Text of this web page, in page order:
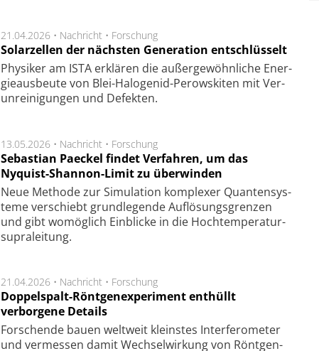
21.04.2026 • Nachricht • Forschung
Solarzellen der nächsten Generation entschlüsselt
Physiker am ISTA er­klä­ren die außer­ge­wöhn­li­che Ener­
gie­aus­beu­te von Blei-Halo­ge­nid-Perows­ki­ten mit Ver­
unrei­ni­gung­en und De­fek­ten.
13.05.2026 • Nachricht • Forschung
Sebastian Paeckel findet Verfahren, um das
Nyquist-Shannon-Limit zu überwinden
Neue Methode zur Simu­la­tion kom­ple­xer Quan­ten­sys­
te­me ver­schiebt grund­le­gen­de Auf­lösungs­gren­zen
und gibt wo­mög­lich Ein­blicke in die Hoch­tempe­ra­tur­
supra­lei­tung.
21.04.2026 • Nachricht • Forschung
Doppelspalt-Röntgenexperiment enthüllt
verborgene Details
For­schen­de bau­en welt­weit kleins­tes In­ter­fe­ro­me­ter
und ver­mes­sen da­mit Wech­sel­wir­kung von Rönt­gen­